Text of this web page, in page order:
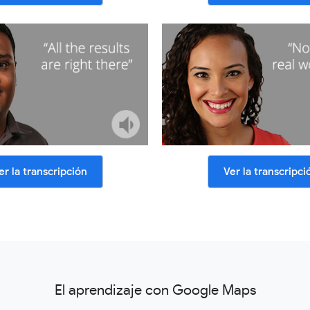
la transcripción Ver la
El aprendizaje con Google Maps